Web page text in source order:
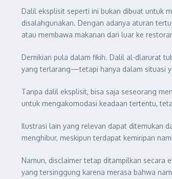
Dalil eksplisit seperti ini bukan dibuat untuk
disalahgunakan. Dengan adanya aturan
atau membawa makanan dari luar ke
Demikian pula dalam fikih. Dalil al-dlarurat
yang terlarang—tetapi hanya dalam situasi
Tanpa dalil eksplisit, bisa saja seseorang
untuk mengakomodasi keadaan tertentu,
Ilustrasi lain yang relevan dapat ditemukan
menghibur, meskipun terdapat kemiripan
Namun, disclaimer tetap ditampilkan secara
yang tersinggung karena merasa bahwa